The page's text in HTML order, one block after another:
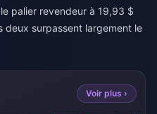
palier revendeur à 19,93 $
deux surpassent largement le
Voir plus ›